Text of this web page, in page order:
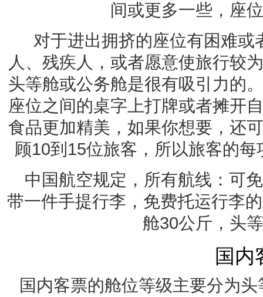
间或更多一些，座
对于进出拥挤的座位有困难
人、残疾人，或者愿意使旅行较
头等舱或公务舱是很有吸引力的
座位之间的桌字上打牌或者摊开
食品更加精美，如果你想要，还
顾10到15位旅客，所以旅客的
中国航空规定，所有航线：可
带一件手提行李，免费托运行李
舱30公斤，头
国内
国内客票的舱位等级主要分为